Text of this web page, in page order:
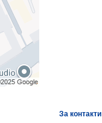
За контакти